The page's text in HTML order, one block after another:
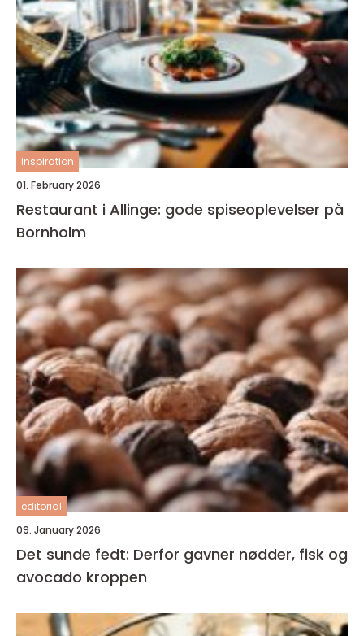
inspiration
01. February 2026
Restaurant i Allinge: gode spiseoplevelser på
Bornholm
editorial
09. January 2026
Det sunde fedt: Derfor gavner nødder, fisk og
avocado kroppen